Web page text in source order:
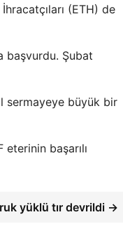
(ETH) de
başvurdu. Şubat
sermayeye büyük bir
başarılı
yüklü tır devrildi →